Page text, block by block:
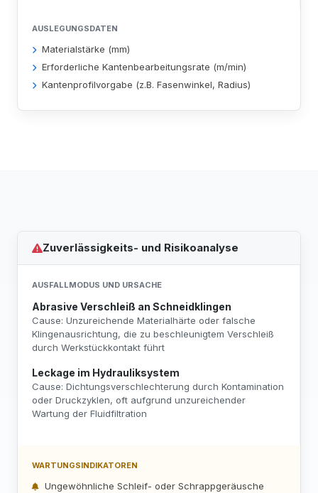
AUSLEGUNGSDATEN
Materialstärke (mm)
Erforderliche Kantenbearbeitungsrate (m/min)
Kantenprofilvorgabe (z.B. Fasenwinkel, Radius)
Zuverlässigkeits- und Risikoanalyse
AUSFALLMODUS UND URSACHE
Abrasive Verschleiß an Schneidklingen
Cause: Unzureichende Materialhärte oder falsche
Klingenausrichtung, die zu beschleunigtem Verschleiß
durch Werkstückkontakt führt
Leckage im Hydrauliksystem
Cause: Dichtungsverschlechterung durch Kontamination
oder Druckzyklen, oft aufgrund unzureichender
Wartung der Fluidfiltration
WARTUNGSINDIKATOREN
Ungewöhnliche Schleif- oder Schrappgeräusche